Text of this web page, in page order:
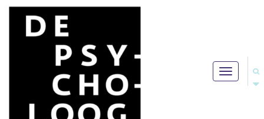
Toggle
navigation